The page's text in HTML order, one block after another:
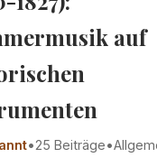
auf
•25 Beiträge•